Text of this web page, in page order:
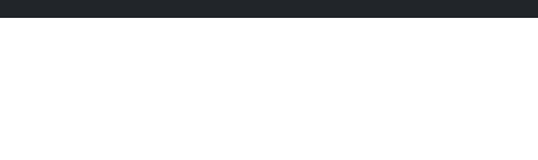
Umzug von Lünen nach Brasilien